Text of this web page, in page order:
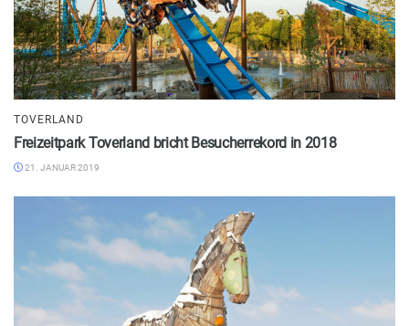
TOVERLAND
Freizeitpark Toverland bricht Besucherrekord in 2018
21. JANUAR 2019